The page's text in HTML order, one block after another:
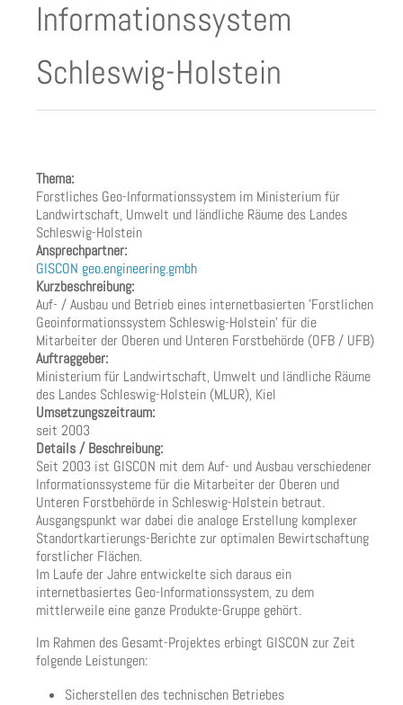
Informationssystem
Schleswig-Holstein
Thema:
Forstliches Geo-Informationssystem im Ministerium für
Landwirtschaft, Umwelt und ländliche Räume des Landes
Schleswig-Holstein
Ansprechpartner:
GISCON geo.engineering.gmbh
Kurzbeschreibung:
Auf- / Ausbau und Betrieb eines internetbasierten 'Forstlichen
Geoinformationssystem Schleswig-Holstein' für die
Mitarbeiter der Oberen und Unteren Forstbehörde (OFB / UFB)
Auftraggeber:
Ministerium für Landwirtschaft, Umwelt und ländliche Räume
des Landes Schleswig-Holstein (MLUR), Kiel
Umsetzungszeitraum:
seit 2003
Details / Beschreibung:
Seit 2003 ist GISCON mit dem Auf- und Ausbau verschiedener
Informationssysteme für die Mitarbeiter der Oberen und
Unteren Forstbehörde in Schleswig-Holstein betraut.
Ausgangspunkt war dabei die analoge Erstellung komplexer
Standortkartierungs-Berichte zur optimalen Bewirtschaftung
forstlicher Flächen.
Im Laufe der Jahre entwickelte sich daraus ein
internetbasiertes Geo-Informationssystem, zu dem
mittlerweile eine ganze Produkte-Gruppe gehört.
Im Rahmen des Gesamt-Projektes erbingt GISCON zur Zeit
folgende Leistungen:
Sicherstellen des technischen Betriebes